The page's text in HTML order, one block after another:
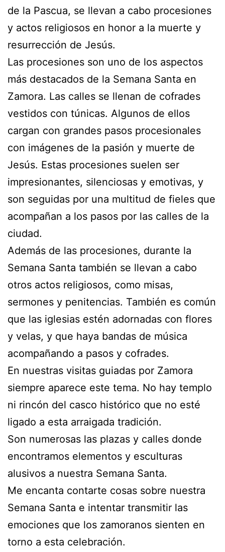
de la Pascua, se llevan a cabo procesiones
y actos religiosos en honor a la muerte y
resurrección de Jesús.
Las procesiones son uno de los aspectos
más destacados de la Semana Santa en
Zamora. Las calles se llenan de cofrades
vestidos con túnicas. Algunos de ellos
cargan con grandes pasos procesionales
con imágenes de la pasión y muerte de
Jesús. Estas procesiones suelen ser
impresionantes, silenciosas y emotivas, y
son seguidas por una multitud de fieles que
acompañan a los pasos por las calles de la
ciudad.
Además de las procesiones, durante la
Semana Santa también se llevan a cabo
otros actos religiosos, como misas,
sermones y penitencias. También es común
que las iglesias estén adornadas con flores
y velas, y que haya bandas de música
acompañando a pasos y cofrades.
En nuestras visitas guiadas por Zamora
siempre aparece este tema. No hay templo
ni rincón del casco histórico que no esté
ligado a esta arraigada tradición.
Son numerosas las plazas y calles donde
encontramos elementos y esculturas
alusivos a nuestra Semana Santa.
Me encanta contarte cosas sobre nuestra
Semana Santa e intentar transmitir las
emociones que los zamoranos sienten en
torno a esta celebración.